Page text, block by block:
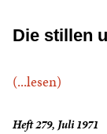
Die stillen
(...lesen)
Heft 279, Juli 1971